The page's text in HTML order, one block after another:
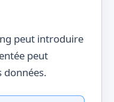
peut introduire
peut
données.